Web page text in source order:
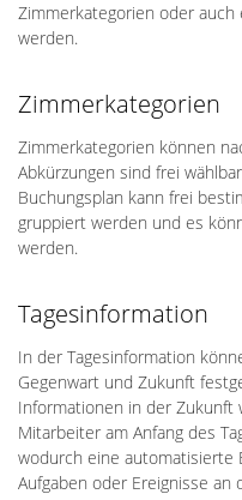
Zimmerkategorien oder
werden.
Zimmerkategorien
Zimmerkategorien können
Abkürzungen sind frei
Buchungsplan kann frei
gruppiert werden und es
werden.
Tagesinformation
In der Tagesinformation
Gegenwart und Zukunft
Informationen in der Zukunft
Mitarbeiter am Anfang des
wodurch eine automatisierte
Aufgaben oder Ereignisse an